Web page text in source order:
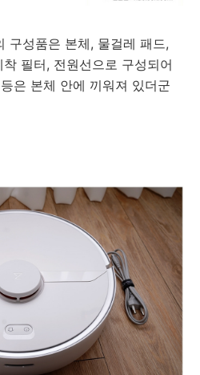
구성품은 본체, 물걸레 패드,
필터, 전원선으로 구성되어
은 본체 안에 끼워져 있더군